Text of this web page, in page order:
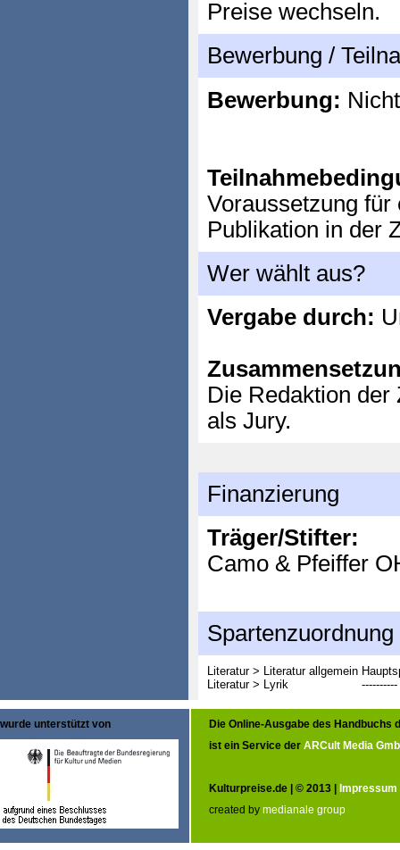
Preise wechseln.
Bewerbung /
Bewerbung:
Voraussetzung
Publikation in der
Wer wählt aus?
Vergabe durch:
Die Redaktion
als Jury.
Finanzierung
Träger/Stifter:
Camo & Pfeiffer
Spartenzuordnung
Literatur > Literatur allgemein
Literatur > Lyrik
----------
wurde unterstützt von
Die Online-Ausgabe des Handbuchs
ist ein Service der ARCult Media
Kulturpreise.de | © 2013 | Impressum
created by medianale group